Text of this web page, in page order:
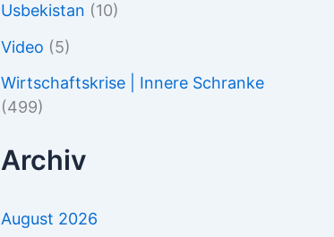
Usbekistan (10)
Video (5)
Wirtschaftskrise | Innere Schranke
(499)
Archiv
August 2026